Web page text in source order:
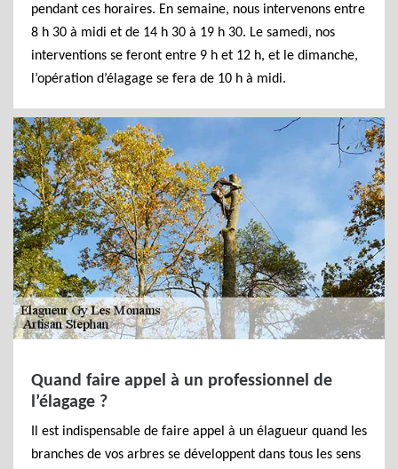
pendant ces horaires. En semaine, nous intervenons entre
8 h 30 à midi et de 14 h 30 à 19 h 30. Le samedi, nos
interventions se feront entre 9 h et 12 h, et le dimanche,
l’opération d’élagage se fera de 10 h à midi.
Quand faire appel à un professionnel de
l’élagage ?
Il est indispensable de faire appel à un élagueur quand les
branches de vos arbres se développent dans tous les sens